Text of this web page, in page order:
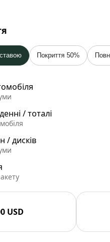
Покриття 50%
/ тоталі
дисків
USD